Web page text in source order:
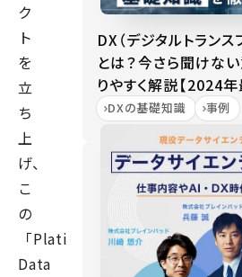
ク
ト
を
立
ち
上
げ、
こ
の
「Platinum
Data
DX（デジタルトランス
とは？今さら聞けな
りやすく解説【2024年
DXの基礎知識 事例